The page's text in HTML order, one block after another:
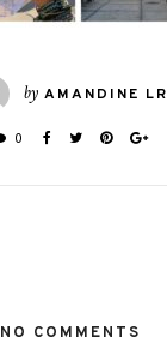
by AMANDINE LR
0
NO COMMENTS